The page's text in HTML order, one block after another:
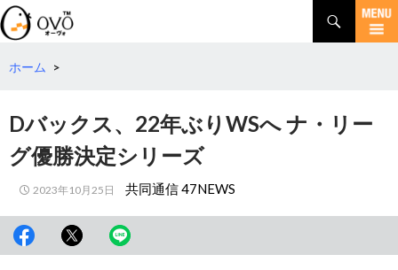
検
索
コ
テ
動
ホーム >
Dバックス、22年ぶりWSへ ナ・リー
グ優勝決定シリーズ
2023年10月25日 共同通信 47NEWS